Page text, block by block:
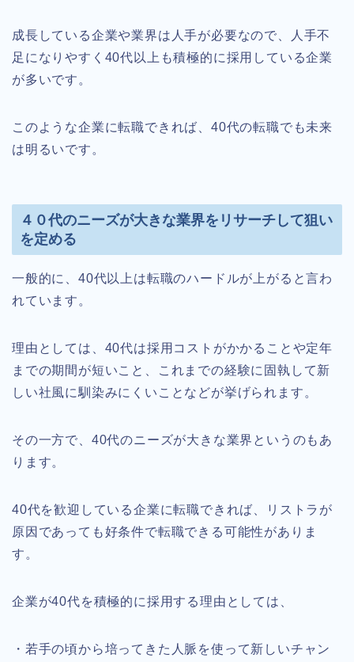
成長している企業や業界は人手が必要なので、人手不
足になりやすく40代以上も積極的に採用している企業
が多いです。
このような企業に転職できれば、40代の転職でも未来
は明るいです。
４０代のニーズが大きな業界をリサーチして狙い
を定める
一般的に、40代以上は転職のハードルが上がると言わ
れています。
理由としては、40代は採用コストがかかることや定年
までの期間が短いこと、これまでの経験に固執して新
しい社風に馴染みにくいことなどが挙げられます。
その一方で、40代のニーズが大きな業界というのもあ
ります。
40代を歓迎している企業に転職できれば、リストラが
原因であっても好条件で転職できる可能性がありま
す。
企業が40代を積極的に採用する理由としては、
・若手の頃から培ってきた人脈を使って新しいチャン